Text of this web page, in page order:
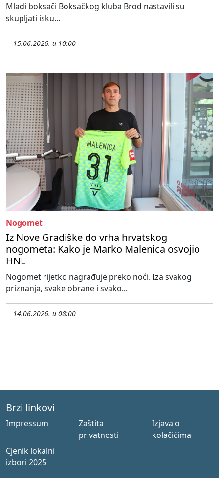
Mladi boksači Boksačkog kluba Brod nastavili su
skupljati isku...
15.06.2026. u 10:00
Nogomet
Iz Nove Gradiške do vrha hrvatskog
nogometa: Kako je Marko Malenica osvojio
HNL
Nogomet rijetko nagrađuje preko noći. Iza svakog
priznanja, svake obrane i svako...
14.06.2026. u 08:00
Brzi linkovi
Impressum
Zaštita
privatnosti
Izjava o
kolačićima
Cjenik lokalni
izbori 2025